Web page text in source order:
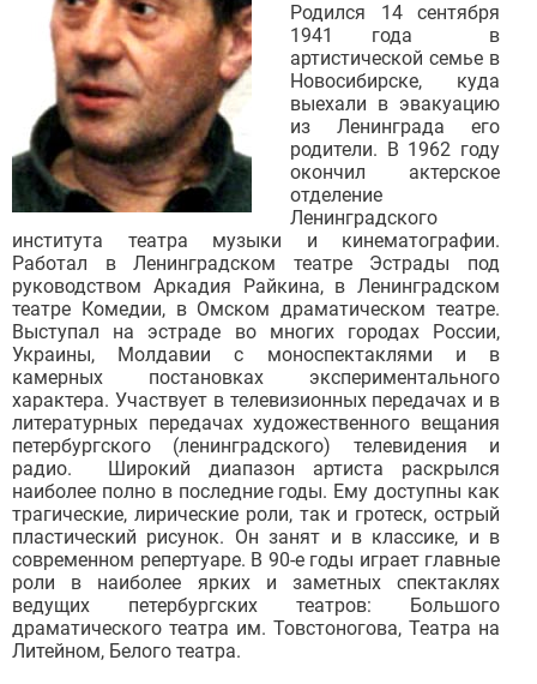
Родился 14 сентября
1941 года в
артистической семье в
Новосибирске, куда
выехали в эвакуацию
из Ленинграда его
родители. В 1962 году
окончил актерское
отделение
Ленинградского
института театра музыки и кинематографии.
Работал в Ленинградском театре Эстрады под
руководством Аркадия Райкина, в Ленинградском
театре Комедии, в Омском драматическом театре.
Выступал на эстраде во многих городах России,
Украины, Молдавии с моноспектаклями и в
камерных постановках экспериментального
характера. Участвует в телевизионных передачах и в
литературных передачах художественного вещания
петербургского (ленинградского) телевидения и
радио. Широкий диапазон артиста раскрылся
наиболее полно в последние годы. Ему доступны как
трагические, лирические роли, так и гротеск, острый
пластический рисунок. Он занят и в классике, и в
современном репертуаре. В 90-е годы играет главные
роли в наиболее ярких и заметных спектаклях
ведущих петербургских театров: Большого
драматического театра им. Товстоногова, Театра на
Литейном, Белого театра.